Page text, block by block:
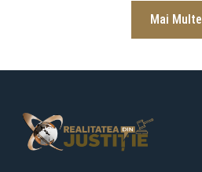
Mai Multe